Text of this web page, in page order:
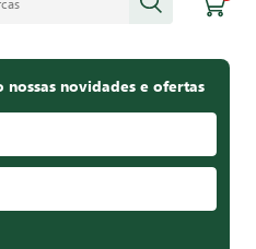
novidades e ofertas